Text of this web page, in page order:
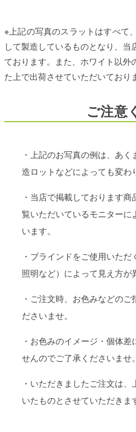
※上記の写真のスラットはすべて
して製造しているものとなり、
ております。また、ホワイト以外
た上で出荷させていただいており
ご注意
・上記のお写真の例は、あ
造ロットなどによっても変わ
・当店で掲載しております
覧いただいているモニター
います。
・ブラインドをご使用いただ
照明など）によって見え方が
・ご注文時、お色みなどの
ださいませ。
・お色みのイメージ・個体
せんのでご了承くださいませ。
・いただきましたご注文は
いたものとさせていただきま